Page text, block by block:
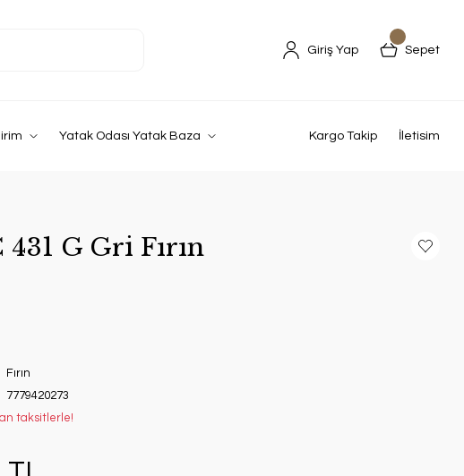
Giriş Yap Sepet
Yatak Odası Yatak Baza Kargo Takip İletisim
G Gri Fırın
Fırın
7779420273
taksitlerle!